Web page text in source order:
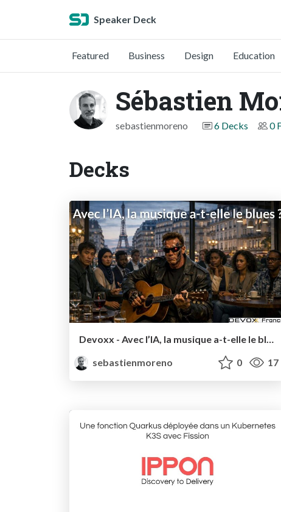
Speaker Deck
Featured Business Design Education
Sébastien
sebastienmoreno 6 Decks 0
Decks
Devoxx - Avec l’IA, la musique a-t-elle le blues ?
sebastienmoreno
0 17